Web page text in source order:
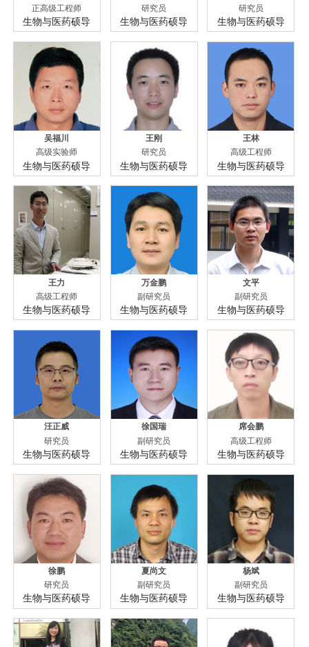
正高级工程师
生物与医药硕导
研究员
生物与医药硕导
研究员
生物与医药硕导
吴福川
高级实验师
生物与医药硕导
王刚
研究员
生物与医药硕导
王林
高级工程师
生物与医药硕导
王力
高级工程师
生物与医药硕导
万金鹏
副研究员
生物与医药硕导
文平
副研究员
生物与医药硕导
汪正威
研究员
生物与医药硕导
徐国瑞
副研究员
生物与医药硕导
席会鹏
高级工程师
生物与医药硕导
徐鹏
研究员
生物与医药硕导
夏尚文
副研究员
生物与医药硕导
杨斌
副研究员
生物与医药硕导